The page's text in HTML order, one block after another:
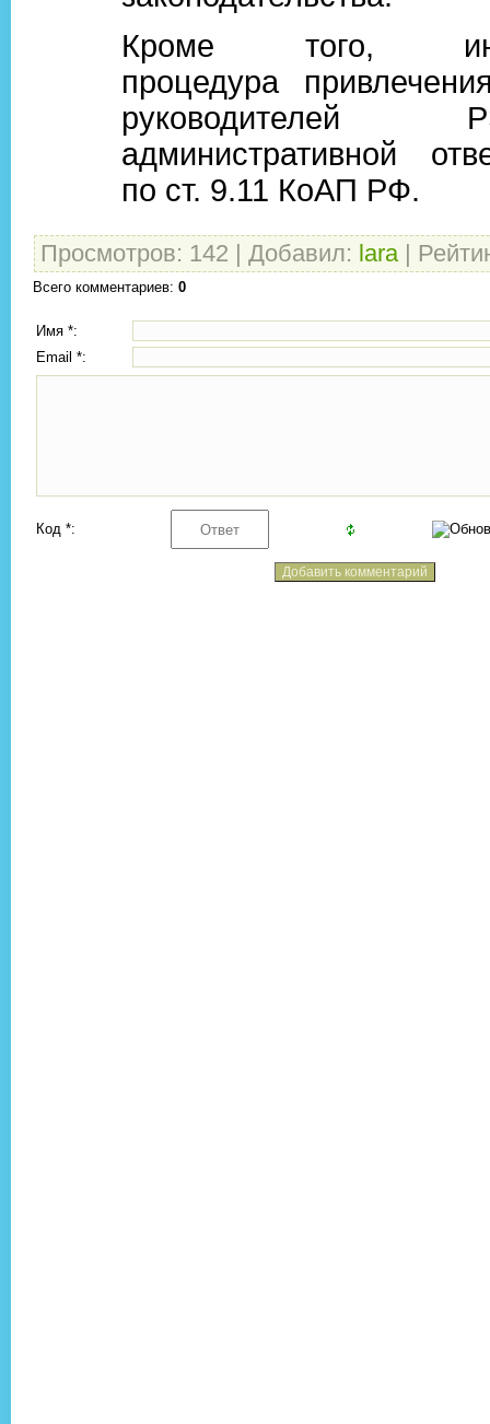
Кроме того,
процедура
административной
по ст. 9.11 КоАП РФ.
Просмотров: 142 Добавил: lara
Всего комментариев: 0
Имя *:
Email *:
Код *: